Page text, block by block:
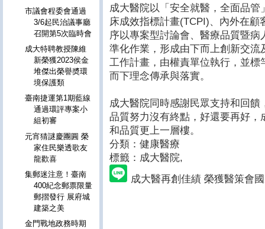
成大醫院以「安全就醫，全面品
床成效指標計畫(TCPI)、內外在
序以專案型討論會、醫療品質暨
準化作業，形成由下而上創新交
工作計畫，由權責單位執行，並
而下理念傳承與落實。
成大醫院同時感謝民眾支持和回
品質努力沒有終點，好還要再好
和品質更上一層樓。
分類：健康醫療
標籤：成大醫院,
成大醫再創佳績 榮獲醫策會
市議會程委會通過
3/6起民治議事廳
召開第5次臨時會
成大特聘教授陳維
新榮獲2023侯金
堆傑出榮譽奬環
境保護類
臺南捷運第1期藍線
通過環評專案小
組初審
元宵猜謎慶團圓 榮
家住民樂透歌友
龍歡喜
集郵迷注意！臺南
400紀念郵票限量
郵摺發行 展府城
建築之美
金門戰地政務時期